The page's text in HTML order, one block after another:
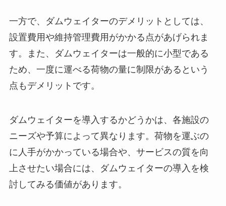
一方で、 ダムウェイターのデメリットとしては、
設置費用や維持管理費用がかかる点があげられま
す。また、
ダムウェイターは一般的に小型である
ため、一度に運べる荷物の量に制限があるという
点もデメリットです。
ダムウェイターを導入するかどうかは、各施設の
ニーズや予算によって異なります。荷物を運ぶの
に人手がかかっている場合や、サービスの質を向
上させたい場合には、
ダムウェイターの導入を検
討してみる価値があります。